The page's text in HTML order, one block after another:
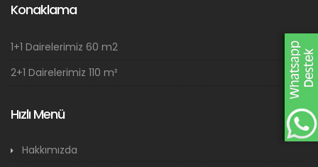
Konaklama
1+1 Dairelerimiz 60 m2
2+1 Dairelerimiz 110 m²
Hızlı Menü
Hakkımızda